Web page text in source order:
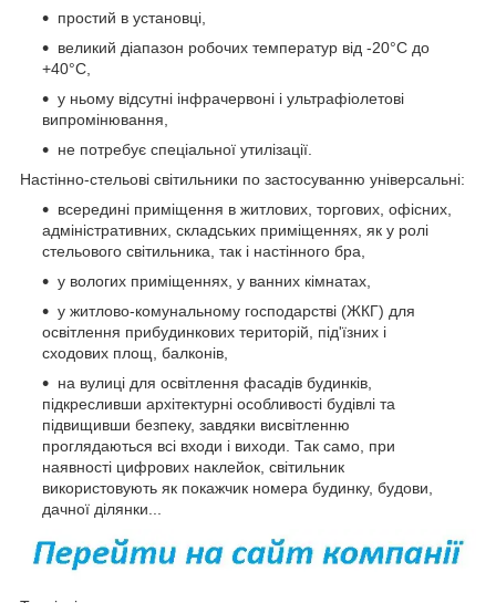
простий в установці,
великий діапазон робочих температур від -20°С до
+40°С,
у ньому відсутні інфрачервоні і ультрафіолетові
випромінювання,
не потребує спеціальної утилізації.
Настінно-стельові світильники по застосуванню універсальні:
всередині приміщення в житлових, торгових, офісних,
адміністративних, складських приміщеннях, як у ролі
стельового світильника, так і настінного бра,
у вологих приміщеннях, у ванних кімнатах,
у житлово-комунальному господарстві (ЖКГ) для
освітлення прибудинкових територій, під'їзних і
сходових площ, балконів,
на вулиці для освітлення фасадів будинків,
підкресливши архітектурні особливості будівлі та
підвищивши безпеку, завдяки висвітленню
проглядаються всі входи і виходи. Так само, при
наявності цифрових наклейок, світильник
використовують як покажчик номера будинку, будови,
дачної ділянки...